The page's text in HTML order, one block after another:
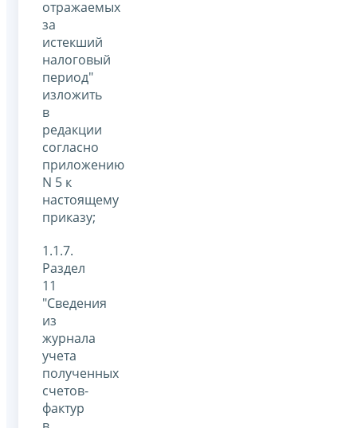
отражаемых
за
истекший
налоговый
период"
изложить
в
редакции
согласно
приложению
N 5 к
настоящему
приказу;
1.1.7.
Раздел
11
"Сведения
из
журнала
учета
полученных
счетов-
фактур